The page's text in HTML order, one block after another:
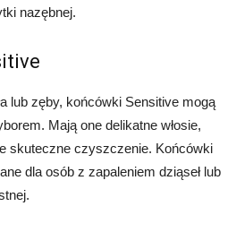
nazębnej.
lub zęby, końcówki Sensitive mogą
Mają one delikatne włosie,
skuteczne czyszczenie. Końcówki
dla osób z zapaleniem dziąseł lub